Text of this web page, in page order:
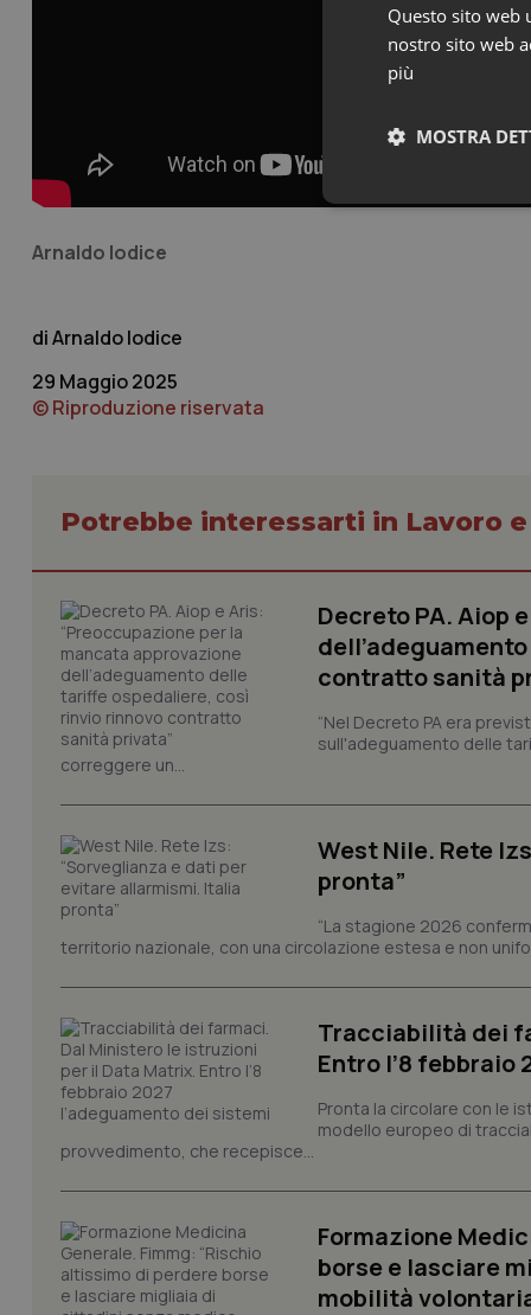
Arnaldo Iodice
Arnaldo Iodice
29 Maggio 2025
© Riproduzione riservata
Potrebbe interessarti in Lavoro
Decreto PA. Aiop
contratto sanità
“Nel Decreto PA era
sull'adeguamento delle
correggere un...
West Nile. Rete
pronta”
“La stagione 2026
territorio nazionale, con una circolazione estesa e non
Tracciabilità dei
Entro l’8 febbraio
Pronta la circolare con le
modello europeo di
provvedimento, che recepisce...
Formazione
borse e lasciare
mobilità
Questo sito web
nostro sito web
più
MOSTRA
tracking-sites-
tracking-enable
session-id
_ga
PHPSESSID
Nome